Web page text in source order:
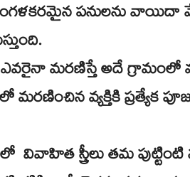
పనులను వాయిదా
మరణిస్తే అదే గ్రామంలో
మరణించిన వ్యక్తికి ప్రత్యేక
స్త్రీలు తమ పుట్టింటి